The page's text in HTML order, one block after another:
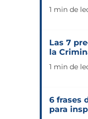
1 min de
Las 7
la
1 min de
6 frases
para